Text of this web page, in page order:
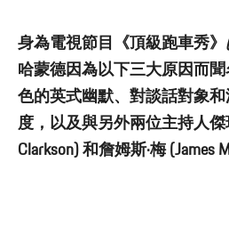
身為電視節目《頂級跑車秀》
哈蒙德因為以下三大原因而
色的英式幽默、對談話對象
度，以及與另外兩位主持人傑
Clarkson) 和詹姆斯·梅 (James